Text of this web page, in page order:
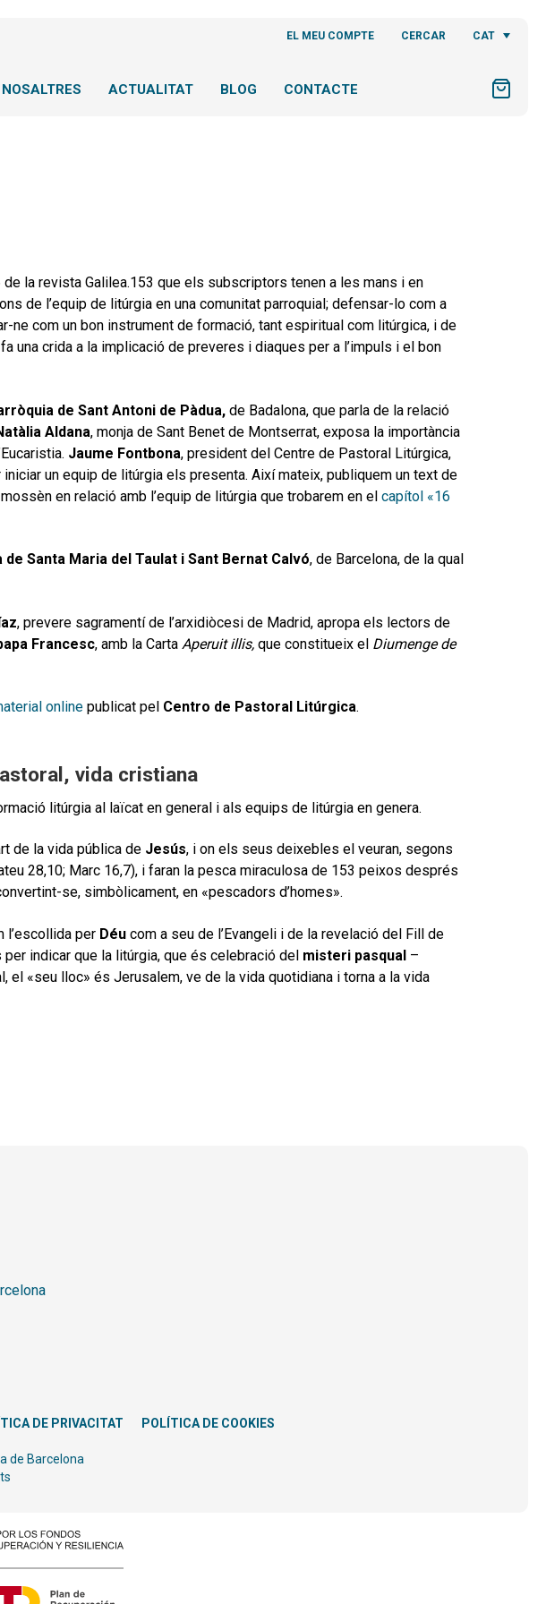
EL MEU COMPTE CERCAR CAT
ACTUALITAT BLOG CONTACTE
la revista Galilea.153 que els subscriptors tenen a les mans i en
de l’equip de litúrgia en una comunitat parroquial; defensar-lo com a
ne com un bon instrument de formació, tant espiritual com litúrgica, i de
una crida a la implicació de preveres i diaques per a l’impuls i el bon
de Sant Antoni de Pàdua,de Badalona, que parla de la relació
Aldana, monja de Sant Benet de Montserrat, exposa la importància
Jaume Fontbona, president del Centre de Pastoral Litúrgica,
un equip de litúrgia els presenta. Així mateix, publiquem un text de
en relació amb l’equip de litúrgia que trobarem en el capítol «16
de Santa Maria del Taulat i Sant Bernat Calvó, de Barcelona, de la qual
, prevere sagramentí de l’arxidiòcesi de Madrid, apropa els lectors de
Francesc, amb la Carta Aperuit illis,que constitueix elDiumenge de
onlinepublicat pel Centro de Pastoral Litúrgica.
vida cristiana
litúrgia al laïcat en general i als equips de litúrgia en genera.
de la vida pública de Jesús, i on els seus deixebles el veuran, segons
28,10; Marc 16,7), i faran la pesca miraculosa de 153 peixos després
se, simbòlicament, en «pescadors d’homes».
l’escollida per Déucom a seu de l’Evangeli i de la revelació del Fill de
per indicar que la litúrgia, que és celebració del misteri pasqual–
el «seu lloc» és Jerusalem, ve de la vida quotidiana i torna a la vida
DE PRIVACITAT POLÍTICA DE COOKIES
de Barcelona